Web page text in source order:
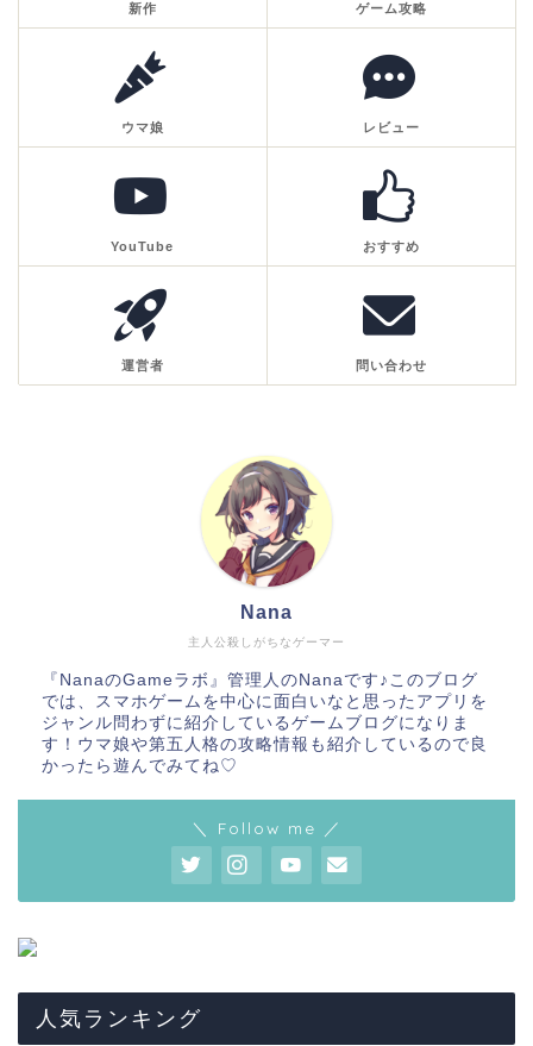
新作 ゲーム攻略
ウマ娘 レビュー
YouTube おすすめ
運営者 問い合わせ
主人公殺しがちなゲーマー
Nana
『NanaのGameラボ』管理人のNanaです♪このブログ
では、スマホゲームを中心に面白いなと思ったアプリを
ジャンル問わずに紹介しているゲームブログになりま
す！ウマ娘や第五人格の攻略情報も紹介しているので良
かったら遊んでみてね♡
＼ Follow me ／
人気ランキング